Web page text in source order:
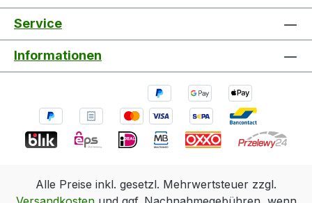
Service
Informationen
Alle Preise inkl. gesetzl. Mehrwertsteuer zzgl.